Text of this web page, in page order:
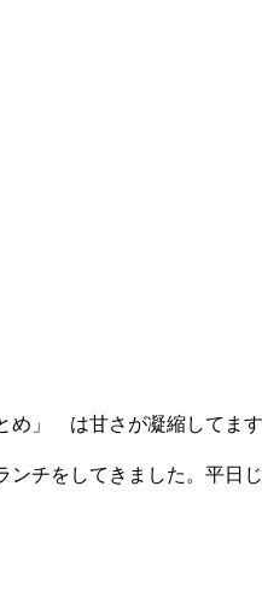
」 は甘さが凝縮してます
をしてきました。平日じ